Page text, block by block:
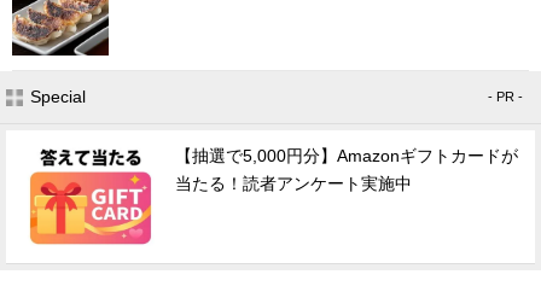
Special - PR -
【抽選で5,000円分】Amazonギフトカードが
当たる！読者アンケート実施中